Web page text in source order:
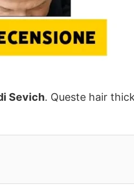
Sevich. Queste hair